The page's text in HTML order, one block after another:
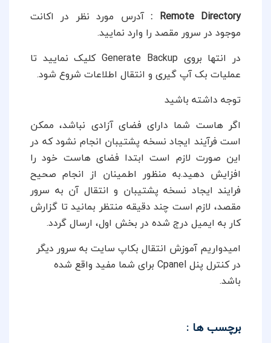
Remote Directory
:آدرس مورد نظر در اکانت
موجود در سرور مقصد را وارد نمایید.
در انتها بروی Generate Backup کلیک نمایید تا
عملیات بک آپ گیری و انتقال اطلاعات شروع شود.
توجه داشته باشید
اگر هاست شما دارای فضای آزادی نباشد، ممکن
است فرآیند ایجاد نسخه پشتیبان انجام نشود که در
این صورت لازم است ابتدا فضای هاست خود را
افزایش دهید.به منظور اطمینان از انجام صحیح
فرایند ایجاد نسخه پشتیبان و انتقال آن به سرور
مقصد، لازم است چند دقیقه منتظر بمانید تا گزارش
کار به ایمیل درج شده در بخش اول، ارسال گردد.
امیدواریم آموزش انتقال بکاپ سایت به سرور دیگر
در کنترل پنل Cpanel برای شما مفید واقع شده
باشد.
برچسب ها :